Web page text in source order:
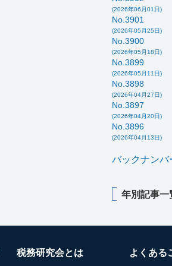
(2026年06月01日)
No.3901
(2026年05月25日)
No.3900
(2026年05月18日)
No.3899
(2026年05月11日)
No.3898
(2026年04月27日)
No.3897
(2026年04月20日)
No.3896
(2026年04月13日)
バックナンバ
年別記事一
税務研究会とは よくある